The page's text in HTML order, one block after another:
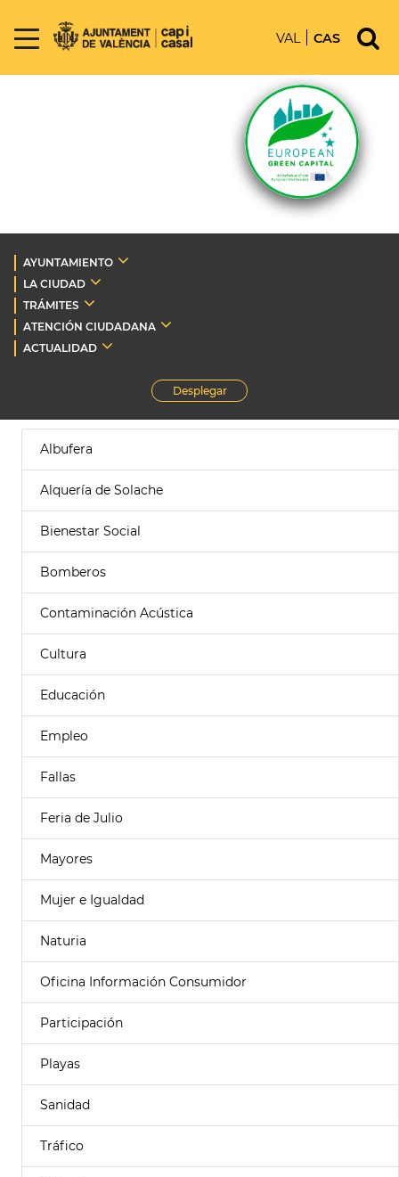
VAL CAS
AYUNTAMIENTO
LA CIUDAD
TRÁMITES
ATENCIÓN CIUDADANA
ACTUALIDAD
Desplegar
Albufera
Alquería de Solache
Bienestar Social
Bomberos
Contaminación Acústica
Cultura
Educación
Empleo
Fallas
Feria de Julio
Mayores
Mujer e Igualdad
Naturia
Oficina Información Consumidor
Participación
Playas
Sanidad
Tráfico